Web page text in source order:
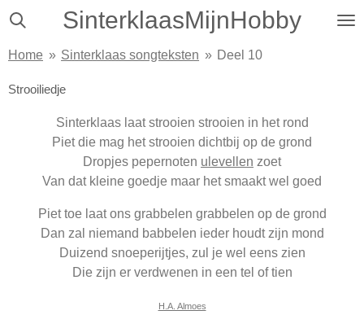
Ga
naar
hoofdinhoud
SinterklaasMijnHobby
Home » Sinterklaas songteksten » Deel 10
Strooiliedje
Sinterklaas laat strooien strooien in het rond
Piet die mag het strooien dichtbij op de grond
Dropjes pepernoten ulevellen zoet
Van dat kleine goedje maar het smaakt wel goed
Piet toe laat ons grabbelen grabbelen op de grond
Dan zal niemand babbelen ieder houdt zijn mond
Duizend snoeperijtjes, zul je wel eens zien
Die zijn er verdwenen in een tel of tien
H.A. Almoes